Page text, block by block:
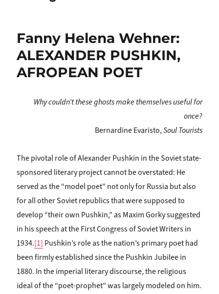
Fanny Helena Wehner:
ALEXANDER PUSHKIN,
AFROPEAN POET
Why couldn’t these ghosts make themselves useful for
once?
Bernardine Evaristo,Soul Tourists
The pivotal role of Alexander Pushkin in the Soviet state-
sponsored literary pro­ject cannot be overstated: He
served as the “model poet” not only for Russia but also
for all other Soviet republics that were supposed to
develop “their own Pushkin,” as Maxim Gorky suggested
in his speech at the First Congress of Soviet Writers in
1934.[1] Pushkin’s role as the nation’s primary poet had
been firmly established since the Pushkin Jubilee in
1880. In the imperial literary discourse, the reli­gious
ideal of the “poet-prophet” was largely modeled on him.